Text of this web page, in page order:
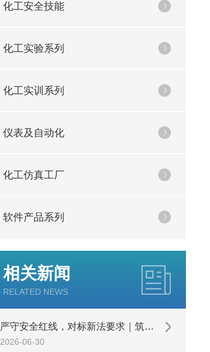
化工安全技能
化工实验系列
化工实训系列
仪表及自动化
化工仿真工厂
软件产品系列
相关新闻
RELATED NEWS
严守安全红线，对标新法要求｜筑牢企业安全生产合规防线
2026-06-30